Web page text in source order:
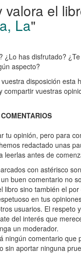
valora el
La"
¿Lo has disfrutado?
aspecto?
disposición esta
compartir vuestras
tu opinión, pero para
redactado unas
leerlas antes de
con astérisco
buen comentario no
libro sino también el por
en tus
usuarios. El respeto
del interés que
un moderador.
ningún comentario que
sin aportar ninguna